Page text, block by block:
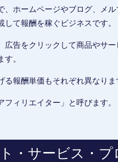
、ホームページやブログ、メ
て報酬を稼ぐビジネスです。
広告をクリックして商品やサ
。
報酬単価もそれぞれ異なりま
ィリエイター」と呼びます。
・サービス・プ